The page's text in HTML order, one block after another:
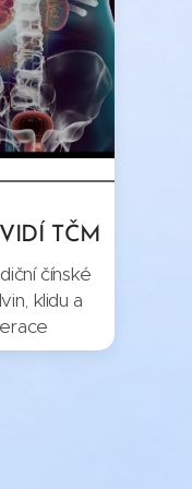
TČM
čínské
klidu a